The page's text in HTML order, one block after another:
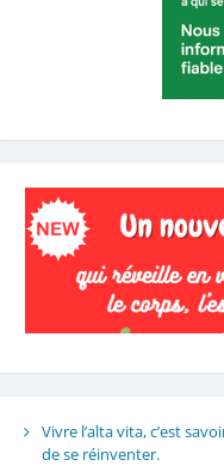
Vivre l’alta vita, c’est
de se réinventer.